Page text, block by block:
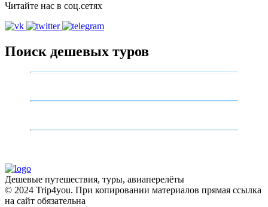
Читайте нас в соц.сетях
Поиск дешевых туров
Дешевые путешествия, туры, авиаперелёты
© 2024 Trip4you. При копировании материалов прямая ссылка
на сайт обязательна